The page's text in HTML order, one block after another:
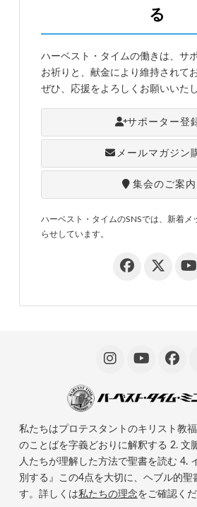
る
ハーベスト・タイムの働きは、サ
お祈りと、献金により維持されて
ぜひ、応援をよろしくお願いいたし
サポーター登
メールマガジン
集会のご案内
ハーベスト・タイムのSNSでは、新着メ
らせしています。
私たちはプロテスタントのキリスト教
のことばを字義どおりに解釈する 2. 文
人たちが理解した方法で聖書を読む 4.
別する』この4点を大切に、ヘブル的聖
す。詳しくは私たちの理念をご確認くだ